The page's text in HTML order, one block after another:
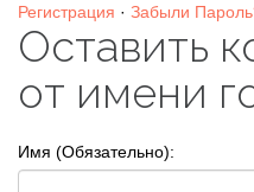
Регистрация · Забыли
Оставить
от имени
Имя (Обязательно):